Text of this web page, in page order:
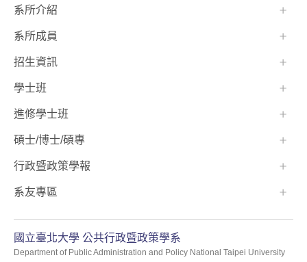
:::
國立臺北大學 公共行政暨政策學系
Department of Public Administration and Policy National Taipei University
系所介紹
系所成員
招生資訊
學士班⠀⠀
進修學士班
碩士/博士/碩專
行政暨政策學報
系友專區